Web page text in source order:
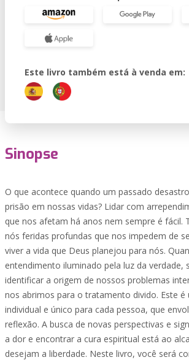
Este livro também está à venda em:
Sinopse
O que acontece quando um passado
prisão em nossas vidas? Lidar com
que nos afetam há anos nem sempre é fácil.
nós feridas profundas que nos impedem de
viver a vida que Deus planejou para nós.
entendimento iluminado pela luz da verdade,
identificar a origem de nossos problemas
nos abrimos para o tratamento divido. Este é
individual e único para cada pessoa, que
reflexão. A busca de novas perspectivas e
a dor e encontrar a cura espiritual está ao
desejam a liberdade. Neste livro, você será